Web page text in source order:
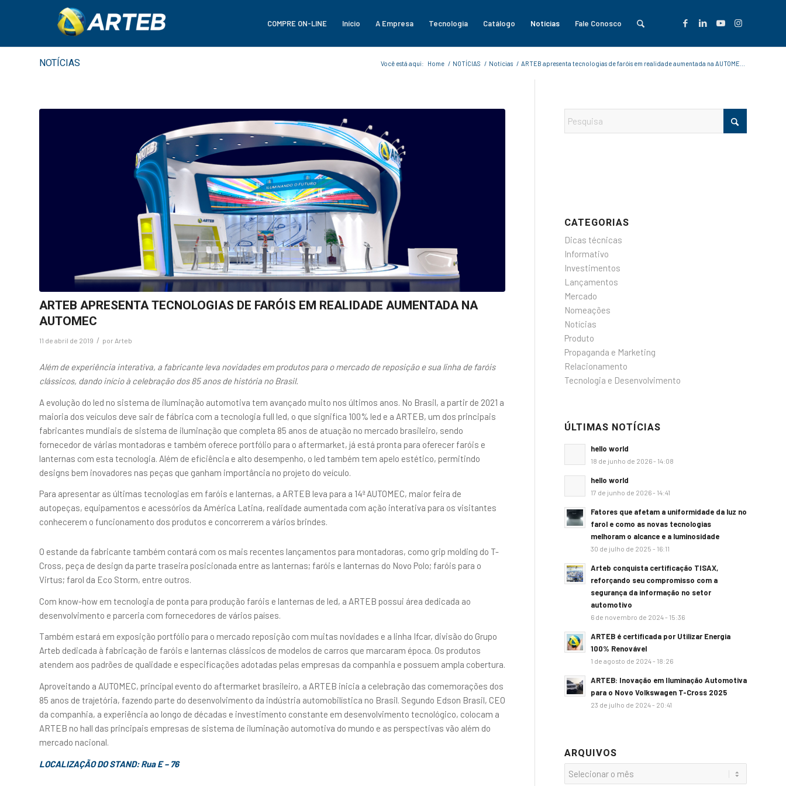
COMPRE ON-LINE Início A Empresa Tecnologia Catálogo Notícias Fale Conosco
NOTÍCIAS Você está aqui: Home / NOTÍCIAS / Notícias / ARTEB apresenta tecnologias de faróis em realidade aumentada na AUTOME...
ARTEB APRESENTA TECNOLOGIAS DE FARÓIS EM REALIDADE AUMENTADA NA
AUTOMEC
11 de abril de 2019 / por Arteb
Além de experiência interativa, a fabricante leva novidades em produtos para o mercado de reposição e sua linha de faróis
clássicos, dando início à celebração dos 85 anos de história no Brasil.
A evolução do led no sistema de iluminação automotiva tem avançado muito nos últimos anos. No Brasil, a partir de 2021 a
maioria dos veículos deve sair de fábrica com a tecnologia full led, o que significa 100% led e a ARTEB, um dos principais
fabricantes mundiais de sistema de iluminação que completa 85 anos de atuação no mercado brasileiro, sendo
fornecedor de várias montadoras e também oferece portfólio para o aftermarket, já está pronta para oferecer faróis e
lanternas com esta tecnologia. Além de eficiência e alto desempenho, o led também tem apelo estético, permitindo
designs bem inovadores nas peças que ganham importância no projeto do veículo.
Para apresentar as últimas tecnologias em faróis e lanternas, a ARTEB leva para a 14ª AUTOMEC, maior feira de
autopeças, equipamentos e acessórios da América Latina, realidade aumentada com ação interativa para os visitantes
conhecerem o funcionamento dos produtos e concorrerem a vários brindes.
VAVADA КАЗИНО: ОТЗЫВЫ О СЛУЖБЕ
ПОДДЕРЖКИ ОТ РОССИЙСКИХ ИГРОКОВ
потребностей пользователей. Отзывы о службе поддержки являются ключевым фактором при выборе казино, ведь
качественная поддержка может сделать игровой процесс еще более приятным и безопасным. В этой статье мы
рассмотрим отзывы российских игроков о службе поддержки в одном из популярных онлайн-казино – Vavada.
Узнаем, насколько эффективна и профессиональна команда поддержки Vavada, и какими возможностями и
преимуществами они обеспечивают своих игроков.
Что делает службу поддержки Vavada особенной? Какие отзывы она получает от российских игроков? Может ли она
решить любую проблему, возникшую во время игры? Если вы интересуетесь миром онлайн-казино и хотите узнать
больше о службе поддержки Vavada, то этот материал для вас. Мы рассмотрим наиболее значимые отзывы от
российских игроков, а также разберем, какие возможности и услуги предоставляет служба поддержки Vavada.
Готовы ли они помочь вам в любой ситуации? Давайте разберемся вместе!
O estande da fabricante também contará com os mais recentes lançamentos para montadoras, como grip molding do T-
Cross, peça de design da parte traseira posicionada entre as lanternas; faróis e lanternas do Novo Polo; faróis para o
Virtus; farol da Eco Storm, entre outros.
Com know-how em tecnologia de ponta para produção faróis e lanternas de led, a ARTEB possui área dedicada ao
desenvolvimento e parceria com fornecedores de vários países.
Também estará em exposição portfólio para o mercado reposição com muitas novidades e a linha Ifcar, divisão do Grupo
Arteb dedicada à fabricação de faróis e lanternas clássicos de modelos de carros que marcaram época. Os produtos
atendem aos padrões de qualidade e especificações adotadas pelas empresas da companhia e possuem ampla cobertura.
Aproveitando a AUTOMEC, principal evento do aftermarket brasileiro, a ARTEB inicia a celebração das comemorações dos
85 anos de trajetória, fazendo parte do desenvolvimento da indústria automobilística no Brasil. Segundo Edson Brasil, CEO
da companhia, a experiência ao longo de décadas e investimento constante em desenvolvimento tecnológico, colocam a
ARTEB no hall das principais empresas de sistema de iluminação automotiva do mundo e as perspectivas vão além do
mercado nacional.
LOCALIZAÇÃO DO STAND: Rua E – 76
CATEGORIAS
Dicas técnicas
Informativo
Investimentos
Lançamentos
Mercado
Nomeações
Notícias
Produto
Propaganda e Marketing
Relacionamento
Tecnologia e Desenvolvimento
ÚLTIMAS NOTÍCIAS
hello world
18 de junho de 2026 - 14:08
hello world
17 de junho de 2026 - 14:41
Fatores que afetam a uniformidade da luz no
farol e como as novas tecnologias
melhoram o alcance e a luminosidade
30 de julho de 2025 - 16:11
Arteb conquista certificação TISAX,
reforçando seu compromisso com a
segurança da informação no setor
automotivo
6 de novembro de 2024 - 15:36
ARTEB é certificada por Utilizar Energia
100% Renovável
1 de agosto de 2024 - 18:26
ARTEB: Inovação em Iluminação Automotiva
para o Novo Volkswagen T-Cross 2025
23 de julho de 2024 - 20:41
ARQUIVOS